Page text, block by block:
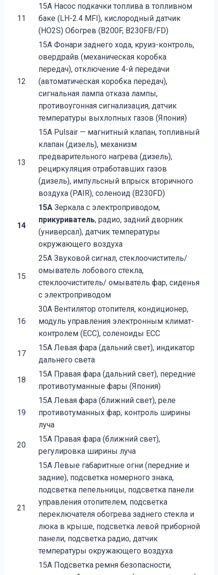
11
15A Насос подкачки топлива в топливном
баке (LH-2.4 MFI), кислородный датчик
(HO2S) Обогрев (B200F, B230FB/FD)
12
15A Фонари заднего хода, круиз-контроль,
овердрайв (механическая коробка
передач), отключение 4-й передачи
(автоматическая коробка передач),
сигнальная лампа отказа лампы,
противоугонная сигнализация, датчик
температуры выхлопных газов (Япония)
13
15A Pulsair — магнитный клапан, топливный
клапан (дизель), механизм
предварительного нагрева (дизель),
рециркуляция отработавших газов
(дизель), импульсный впрыск вторичного
воздуха (PAIR), соленоид (B230FD)
14
15A Зеркала с электроприводом,
прикуриватель, радио, задний дворник
(универсал), датчик температуры
окружающего воздуха
15
25A Звуковой сигнал, стеклоочиститель/
омыватель лобового стекла,
стеклоочиститель/ омыватель фар, сиденья
с электроприводом
16
30A Вентилятор отопителя, кондиционер,
модуль управления электронным климат-
контролем (ECC), соленоиды ECC
17
15A Левая фара (дальний свет), индикатор
дальнего света
18
15A Правая фара (дальний свет), передние
противотуманные фары (Япония)
19
15A Левая фара (ближний свет), реле
противотуманных фар, контроль ширины
луча
20
15A Правая фара (ближний свет),
регулировка ширины луча
21
15A Левые габаритные огни (передние и
задние), подсветка номерного знака,
подсветка пепельницы, подсветка панели
управления отопителем, подсветка
переключателя обогрева заднего стекла и
люка в крыше, подсветка левой приборной
панели, подсветка радио, датчик
температуры окружающего воздуха
15A Подсветка ремня безопасности,